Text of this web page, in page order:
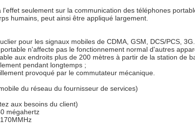
seulement sur la communication des téléphones
humains, peut ainsi être appliqué largement.
pour les signaux mobiles de CDMA, GSM, DCS/PCS, 3G.
n'affecte pas le fonctionnement normal d'autres
aux endroits plus de 200 mètres à partir de la station de
pendant longtemps ;
provoqué par le commutateur mécanique.
du réseau du fournisseur de services)
aux besoins du client)